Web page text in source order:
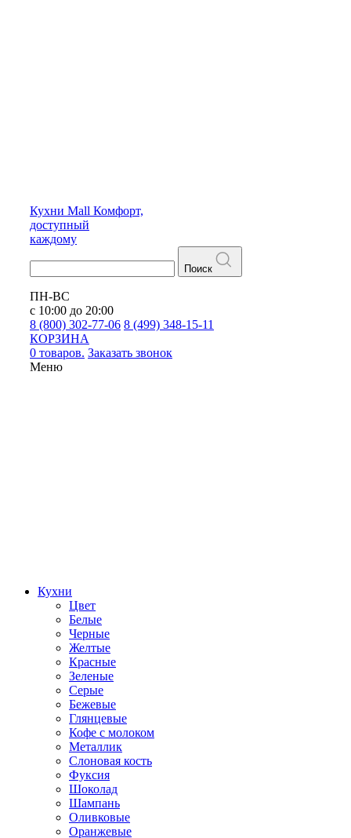
Кухни Mall Комфорт,
доступный
каждому
Поиск
ПН-ВС
с 10:00 до 20:00
8 (800) 302-77-06 8 (499) 348-15-11
КОРЗИНА
0 товаров. Заказать звонок
Меню
Кухни
Цвет
Белые
Черные
Желтые
Красные
Зеленые
Серые
Бежевые
Глянцевые
Кофе с молоком
Металлик
Слоновая кость
Фуксия
Шоколад
Шампань
Оливковые
Оранжевые